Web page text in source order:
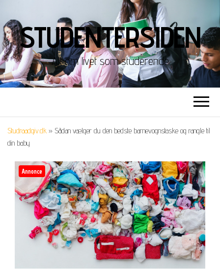
STUDENTERSIDEN
Alt om livet som studerende
Studraadgiv.dk » Sådan vælger du den bedste barnevognstaske og rangle til
din baby
Annonce